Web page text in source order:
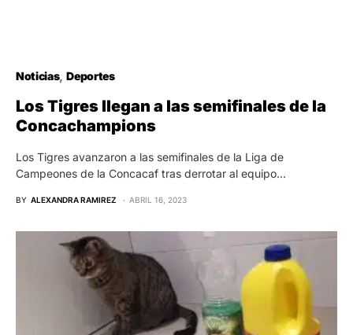
Noticias Deportes
Los Tigres llegan a las semifinales de la
Concachampions
Los Tigres avanzaron a las semifinales de la Liga de
Campeones de la Concacaf tras derrotar al equipo…
BY ALEXANDRA RAMIREZ ABRIL 16, 2023